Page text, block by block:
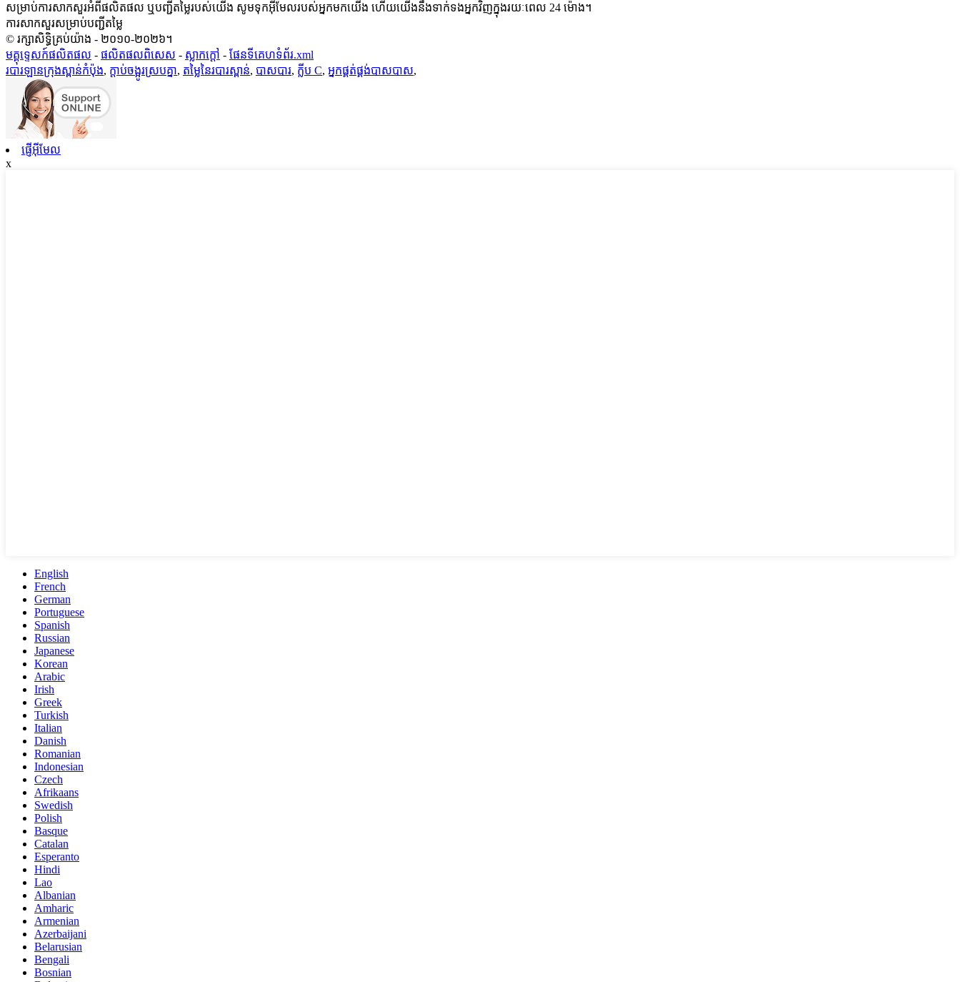
សម្រាប់ការសាកសួរអំពីផលិតផល ឬបញ្ជីតម្លៃរបស់យើង សូមទុកអ៊ីមែលរបស់អ្នកមកយើង ហើយយើងនឹងទាក់ទងអ្នកវិញក្នុងរយៈពេល 24 ម៉ោង។
ការសាកសួរសម្រាប់បញ្ជីតម្លៃ
© រក្សាសិទ្ធិគ្រប់យ៉ាង - ២០១០-២០២៦។
មគ្គុទ្ទេសក៍ផលិតផល - ផលិតផលពិសេស - ស្លាក​ក្តៅ - ផែនទីគេហទំព័រ.xml
របារឡានក្រុងស្ពាន់កំប៉ុង, ក្ដាប់ចង្អូរស្របគ្នា, តម្លៃនៃរបារស្ពាន់, បាសបារ, ក្លីប C, អ្នកផ្គត់ផ្គង់បាសបាស,
ផ្ញើអ៊ីមែល
x
English
French
German
Portuguese
Spanish
Russian
Japanese
Korean
Arabic
Irish
Greek
Turkish
Italian
Danish
Romanian
Indonesian
Czech
Afrikaans
Swedish
Polish
Basque
Catalan
Esperanto
Hindi
Lao
Albanian
Amharic
Armenian
Azerbaijani
Belarusian
Bengali
Bosnian